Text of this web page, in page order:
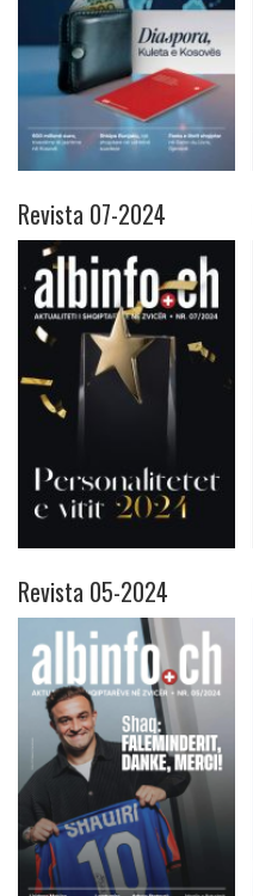
Revista 07-2024
Revista 05-2024